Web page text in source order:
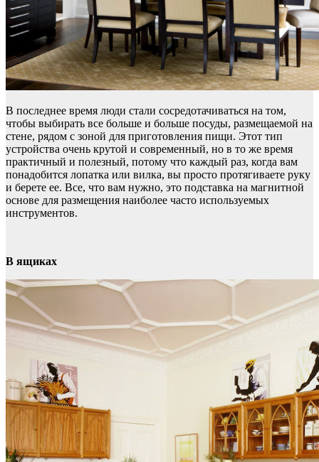
В последнее время люди стали сосредотачиваться на том,
чтобы выбирать все больше и больше посуды, размещаемой на
стене, рядом с зоной для приготовления пищи. Этот тип
устройства очень крутой и современный, но в то же время
практичный и полезный, потому что каждый раз, когда вам
понадобится лопатка или вилка, вы просто протягиваете руку
и берете ее. Все, что вам нужно, это подставка на магнитной
основе для размещения наиболее часто используемых
инструментов.
В ящиках